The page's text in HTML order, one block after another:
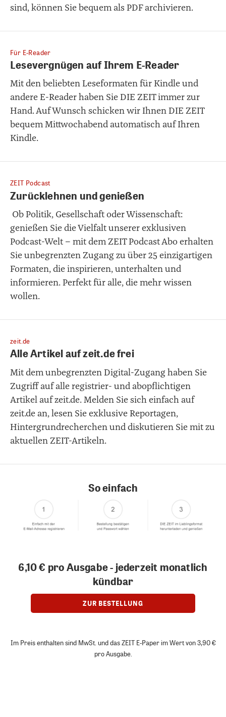
sind, können Sie bequem als PDF archivieren.
Für E-Reader
Lesevergnügen auf Ihrem E-Reader
Mit den beliebten Leseformaten für Kindle und
andere E-Reader haben Sie DIE ZEIT immer zur
Hand. Auf Wunsch schicken wir Ihnen DIE ZEIT
bequem Mittwochabend automatisch auf Ihren
Kindle.
ZEIT Podcast
Zurücklehnen und genießen
Ob Politik, Gesellschaft oder Wissenschaft:
genießen Sie die Vielfalt unserer exklusiven
Podcast-Welt – mit dem ZEIT Podcast Abo erhalten
Sie unbegrenzten Zugang zu über 25 einzigartigen
Formaten, die inspirieren, unterhalten und
informieren. Perfekt für alle, die mehr wissen
wollen.
zeit.de
Alle Artikel auf zeit.de frei
Mit dem unbegrenzten Digital-Zugang haben Sie
Zugriff auf alle registrier- und abopflichtigen
Artikel auf zeit.de. Melden Sie sich einfach auf
zeit.de an, lesen Sie exklusive Reportagen,
Hintergrundrecherchen und diskutieren Sie mit zu
aktuellen ZEIT-Artikeln.
So einfach
6,10 € pro Ausgabe - jederzeit monatlich
kündbar
ZUR BESTELLUNG
Im Preis enthalten sind MwSt. und das ZEIT E-Paper im Wert von 3,90 €
pro Ausgabe.